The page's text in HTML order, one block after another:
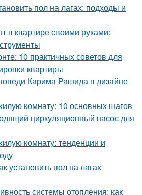
пол на лагах: подходы и
в квартире своими руками:
10 практичных советов для
квартиры
Карима Рашида в дизайне
комнату: 10 основных шагов
циркуляционный насос для
комнату: тенденции и
установить пол на лагах
системы отопления: как